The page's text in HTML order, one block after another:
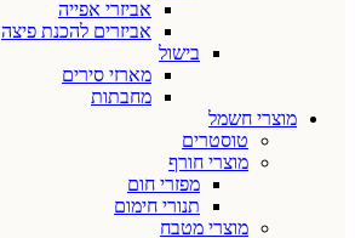
אביזרי אפייה
אביזרים להכנת פיצה
בישול
מארזי סירים
מחבתות
מוצרי חשמל
טוסטרים
מוצרי חורף
מפזרי חום
תנורי חימום
מוצרי מטבח